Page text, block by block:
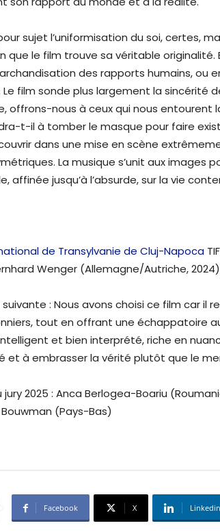
sujet l’uniformisation du soi, certes,
que le film trouve sa véritable
des rapports humains, ou
Le film sonde plus largement la sincérité
offrons-nous à ceux qui nous entourent
t-il à tomber le masque pour faire
dans une mise en scène
La musique s’unit aux images
affinée jusqu’à l’absurde, sur la vie
de Transylvanie de Cluj-Napoca
Wenger (Allemagne/Autriche, 2024)
: Nous avons choisi ce film car il
tout en offrant une échappatoire
et bien interprété, riche en
et à embrasser la vérité plutôt que le
2025 : Anca Berlogea-Boariu
(Pays-Bas)
Facebook X Linkedin